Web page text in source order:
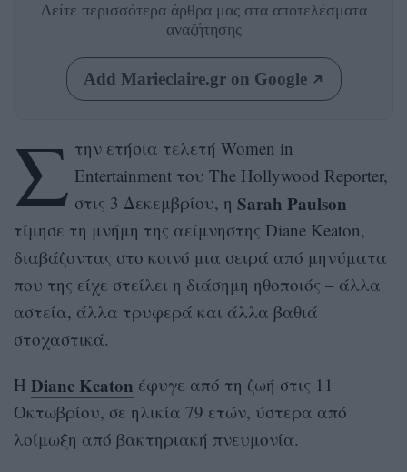
Δείτε περισσότερα άρθρα μας στα αποτελέσματα
αναζήτησης
Add Marieclaire.gr on Google
Σ την ετήσια τελετή Women in
Entertainment του The Hollywood Reporter,
στις 3 Δεκεμβρίου, η Sarah Paulson
τίμησε τη μνήμη της αείμνηστης Diane Keaton,
διαβάζοντας στο κοινό μια σειρά από μηνύματα
που της είχε στείλει η διάσημη ηθοποιός – άλλα
αστεία, άλλα τρυφερά και άλλα βαθιά
στοχαστικά.
Η Diane Keaton έφυγε από τη ζωή στις 11
Οκτωβρίου, σε ηλικία 79 ετών, ύστερα από
λοίμωξη από βακτηριακή πνευμονία.